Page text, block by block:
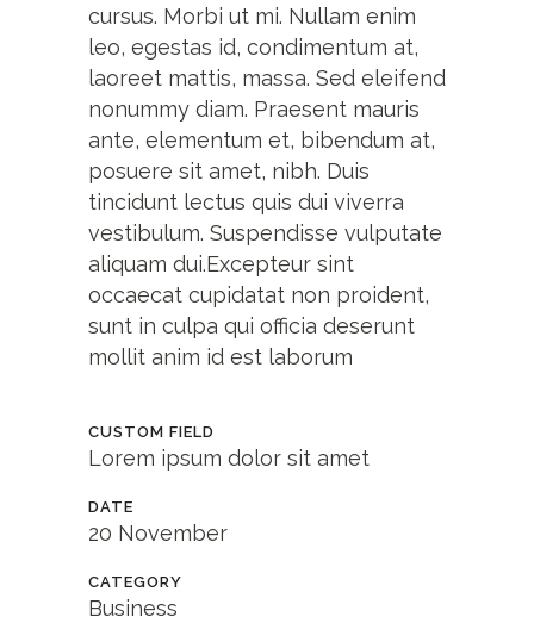
cursus. Morbi ut mi. Nullam enim
leo, egestas id, condimentum at,
laoreet mattis, massa. Sed eleifend
nonummy diam. Praesent mauris
ante, elementum et, bibendum at,
posuere sit amet, nibh. Duis
tincidunt lectus quis dui viverra
vestibulum. Suspendisse vulputate
aliquam dui.Excepteur sint
occaecat cupidatat non proident,
sunt in culpa qui officia deserunt
mollit anim id est laborum
CUSTOM FIELD
Lorem ipsum dolor sit amet
DATE
20 November
CATEGORY
Business